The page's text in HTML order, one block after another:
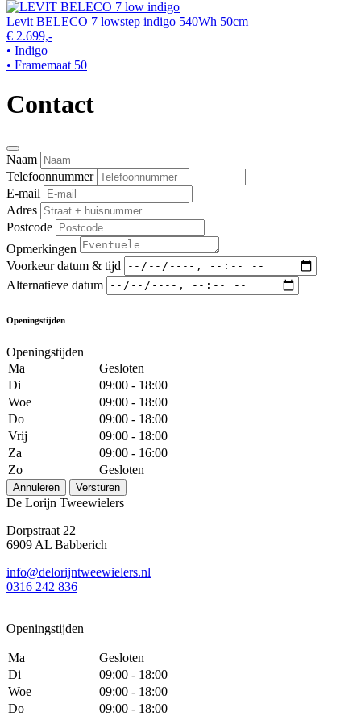
Levit BELECO 7 lowstep indigo 540Wh 50cm
€ 2.699,-
• Indigo
• Framemaat 50
Contact
Naam
Telefoonnummer
E-mail
Adres
Postcode
Opmerkingen
Voorkeur datum & tijd
Alternatieve datum
Openingstijden
Openingstijden
Ma
Gesloten
Di
09:00 - 18:00
Woe
09:00 - 18:00
Do
09:00 - 18:00
Vrij
09:00 - 18:00
Za
09:00 - 16:00
Zo
Gesloten
Annuleren Versturen
De Lorijn Tweewielers
Dorpstraat 22
6909 AL Babberich
info@delorijntweewielers.nl
0316 242 836
Openingstijden
Ma
Gesloten
Di
09:00 - 18:00
Woe
09:00 - 18:00
Do
09:00 - 18:00